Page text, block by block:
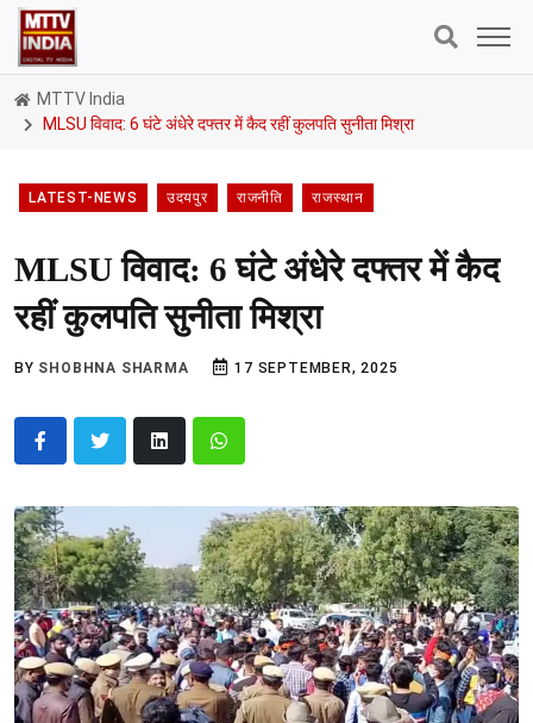
MTTV India
MLSU विवाद: 6 घंटे अंधेरे दफ्तर में कैद रहीं कुलपति सुनीता मिश्रा
LATEST-NEWS उदयपुर राजनीति राजस्थान
MLSU विवाद: 6 घंटे अंधेरे दफ्तर में कैद
रहीं कुलपति सुनीता मिश्रा
BY SHOBHNA SHARMA 17 SEPTEMBER, 2025